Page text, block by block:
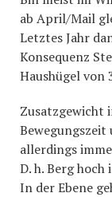
ab April/Mail
Letztes Jahr
Konsequenz
Haushügel von
Zusatzgewicht
Bewegungszeit
allerdings
D. h. Berg
In der Ebene